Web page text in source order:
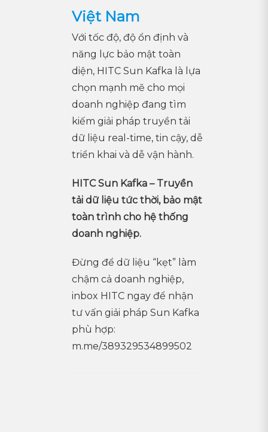
Việt Nam
Với tốc độ, độ ổn định và
năng lực bảo mật toàn
diện, HITC Sun Kafka là lựa
chọn mạnh mẽ cho mọi
doanh nghiệp đang tìm
kiếm giải pháp truyền tải
dữ liệu real-time, tin cậy, dễ
triển khai và dễ vận hành.
HITC Sun Kafka – Truyền
tải dữ liệu tức thời, bảo mật
toàn trình cho hệ thống
doanh nghiệp.
Đừng để dữ liệu “kẹt” làm
chậm cả doanh nghiệp,
inbox HITC ngay để nhận
tư vấn giải pháp Sun Kafka
phù hợp:
m.me/389329534899502